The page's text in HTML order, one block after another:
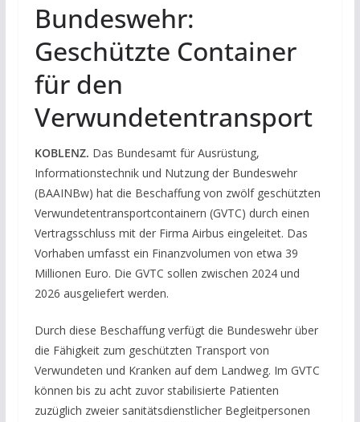
Bundeswehr:
Geschützte Container
für den
Verwundetentransport
KOBLENZ. Das Bundesamt für Ausrüstung,
Informationstechnik und Nutzung der Bundeswehr
(BAAINBw) hat die Beschaffung von zwölf geschützten
Verwundetentransportcontainern (GVTC) durch einen
Vertragsschluss mit der Firma Airbus eingeleitet. Das
Vorhaben umfasst ein Finanzvolumen von etwa 39
Millionen Euro. Die GVTC sollen zwischen 2024 und
2026 ausgeliefert werden.
Durch diese Beschaffung verfügt die Bundeswehr über
die Fähigkeit zum geschützten Transport von
Verwundeten und Kranken auf dem Landweg. Im GVTC
können bis zu acht zuvor stabilisierte Patienten
zuzüglich zweier sanitätsdienstlicher Begleitpersonen